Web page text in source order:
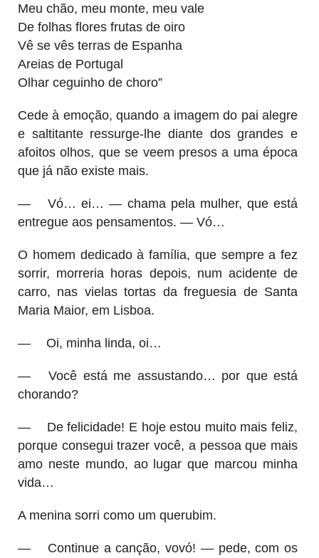
Meu chão, meu monte, meu vale
De folhas flores frutas de oiro
Vê se vês terras de Espanha
Areias de Portugal
Olhar ceguinho de choro”
Cede à emoção, quando a imagem do pai alegre
e saltitante ressurge-lhe diante dos grandes e
afoitos olhos, que se veem presos a uma época
que já não existe mais.
—
Vó… ei… — chama pela mulher, que está
entregue aos pensamentos. — Vó…
O homem dedicado à família, que sempre a fez
sorrir, morreria horas depois, num acidente de
carro, nas vielas tortas da freguesia de Santa
Maria Maior, em Lisboa.
— Oi, minha linda, oi…
—
Você está me assustando… por que está
chorando?
—
De felicidade! E hoje estou muito mais feliz,
porque consegui trazer você, a pessoa que mais
amo neste mundo, ao lugar que marcou minha
vida…
A menina sorri como um querubim.
—
Continue a canção, vovó! — pede, com os